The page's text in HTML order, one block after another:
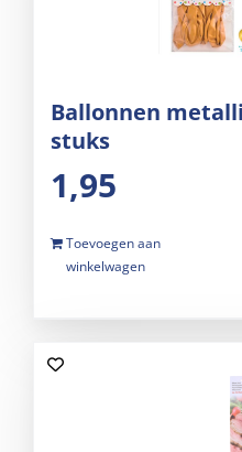
Ballonnen
stuks
1,95
Toevoegen aan
winkelwagen